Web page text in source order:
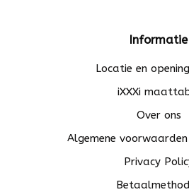
Informatie
Locatie en
iXXXi
Over ons
Algemene
Privacy